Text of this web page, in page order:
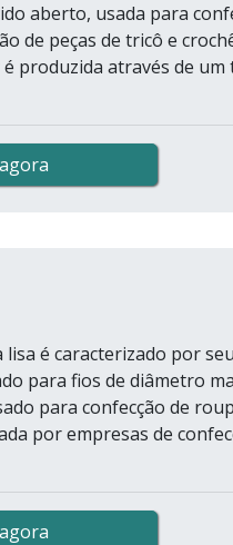
aberto, usada para
de peças de tricô e
produzida através de um
é caracterizado por
para fios de diâmetro
para confecção de
por empresas de